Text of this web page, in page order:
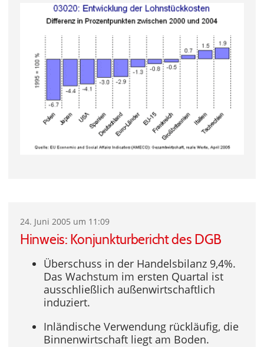
24. Juni 2005 um 11:09
Hinweis: Konjunkturbericht des DGB
Überschuss in der Handelsbilanz 9,4%.
Das Wachstum im ersten Quartal ist
ausschließlich außenwirtschaftlich
induziert.
Inländische Verwendung rückläufig, die
Binnenwirtschaft liegt am Boden.